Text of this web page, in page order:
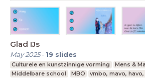
Glad IJs
May 2025- 19 slides
Culturele en kunstzinnige vorming Mens &
Middelbare school
MBO vmbo, mavo,